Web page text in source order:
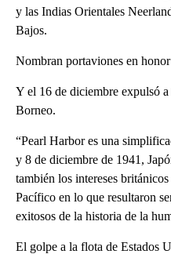
y las Indias Orientales
Bajos.
Nombran portaviones en
Y el 16 de diciembre expulsó
Borneo.
“Pearl Harbor es una
y 8 de diciembre de 1941,
también los intereses
Pacífico en lo que resultaron
exitosos de la historia de la
El golpe a la flota de Estados